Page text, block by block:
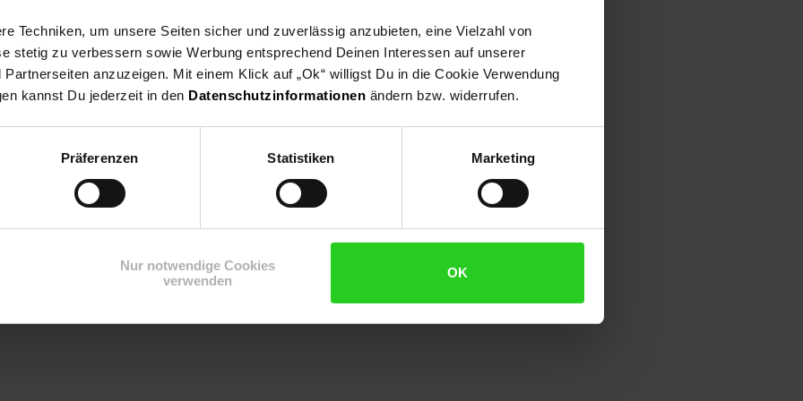
Techniken, um unsere Seiten sicher und zuverlässig anzubieten, eine Vielzahl von
stetig zu verbessern sowie Werbung entsprechend Deinen Interessen auf unserer
anzuzeigen. Mit einem Klick auf „Ok“ willigst Du in die Cookie Verwendung
kannst Du jederzeit in den Datenschutzinformationen ändern bzw. widerrufen.
Präferenzen Statistiken Marketing
Nur notwendige Cookies
verwenden
OK
Bienenweide, Bodendecker, Rabattenpflanze